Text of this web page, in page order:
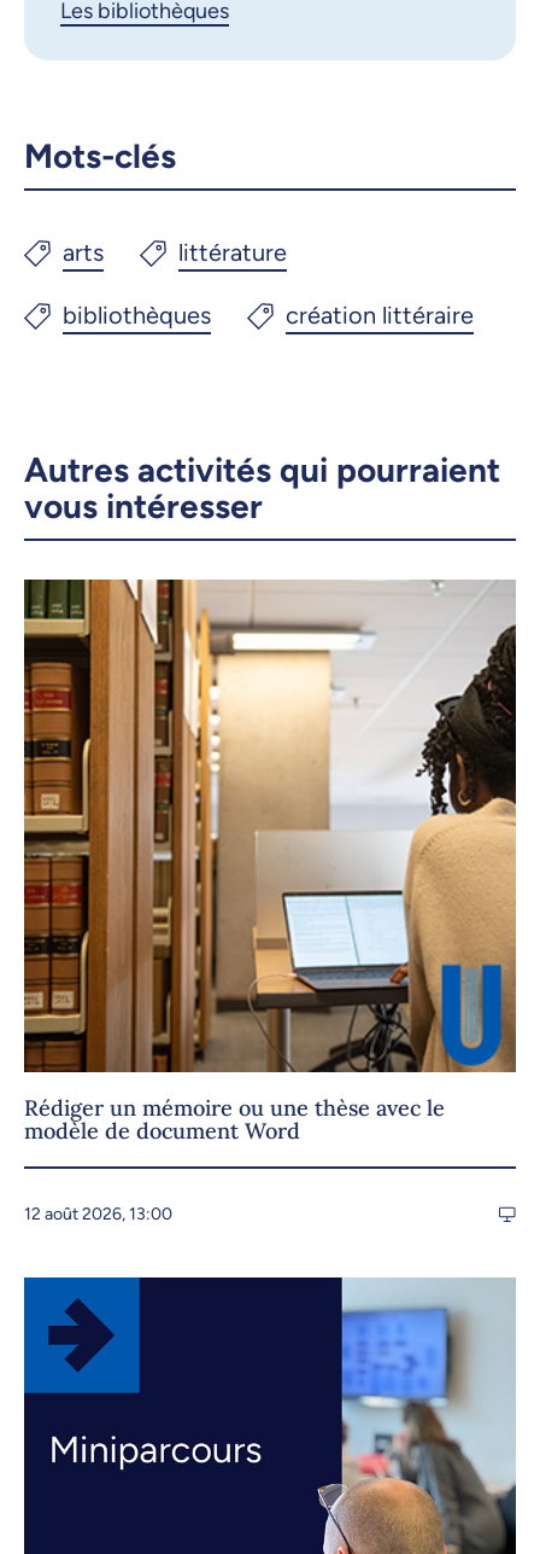
Les bibliothèques
Mots-clés
Autres activités qui pourraient
vous intéresser
Rédiger un mémoire ou une thèse avec le
modèle de document Word
12 août 2026, 13:00